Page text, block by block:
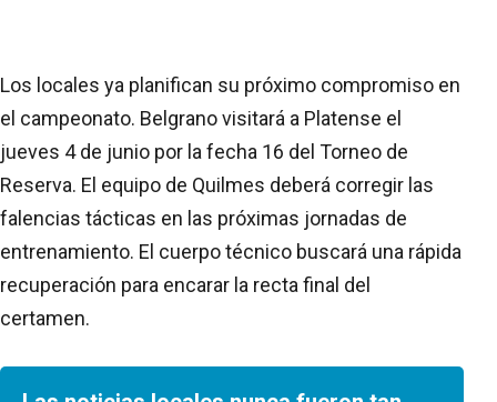
Los locales ya planifican su próximo compromiso en
el campeonato. Belgrano visitará a Platense el
jueves 4 de junio por la fecha 16 del Torneo de
Reserva. El equipo de Quilmes deberá corregir las
falencias tácticas en las próximas jornadas de
entrenamiento. El cuerpo técnico buscará una rápida
recuperación para encarar la recta final del
certamen.